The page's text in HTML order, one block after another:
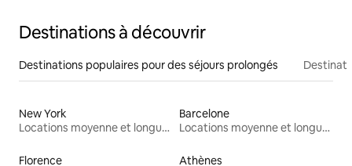
Destinations à découvrir
Destinations populaires pour des séjours prolongés
New York
Locations moyenne et longue durée
Barcelone
Locations moyenne et longue durée
Florence Athènes